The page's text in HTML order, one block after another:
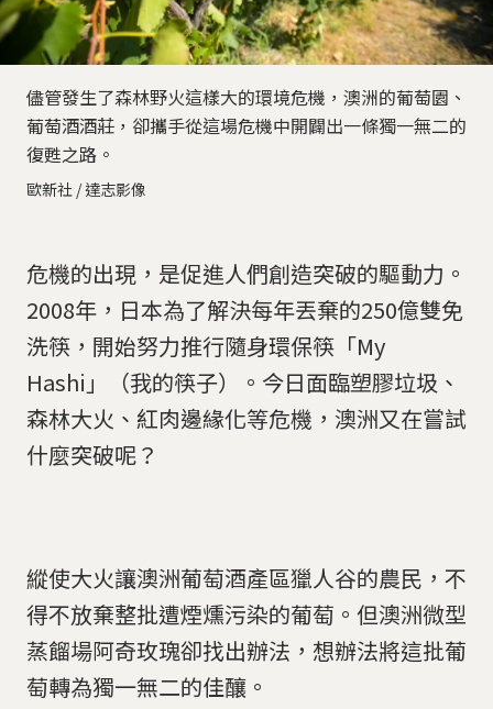
儘管發生了森林野火這樣大的環境危機，澳洲的葡萄園、
葡萄酒酒莊，卻攜手從這場危機中開闢出一條獨一無二的
復甦之路。
歐新社 / 達志影像
危機的出現，是促進人們創造突破的驅動力。
2008年，日本為了解決每年丟棄的250億雙免
洗筷，開始努力推行隨身環保筷「My
Hashi」（我的筷子）。今日面臨塑膠垃圾、
森林大火、紅肉邊緣化等危機，澳洲又在嘗試
什麼突破呢？
縱使大火讓澳洲葡萄酒產區獵人谷的農民，不
得不放棄整批遭煙燻污染的葡萄。但澳洲微型
蒸餾場阿奇玫瑰卻找出辦法，想辦法將這批葡
萄轉為獨一無二的佳釀。